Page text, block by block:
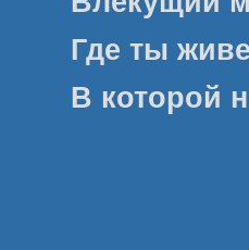
Где ты
В которой